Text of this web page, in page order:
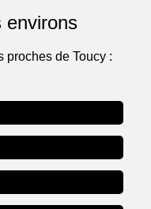
environs
proches de Toucy :